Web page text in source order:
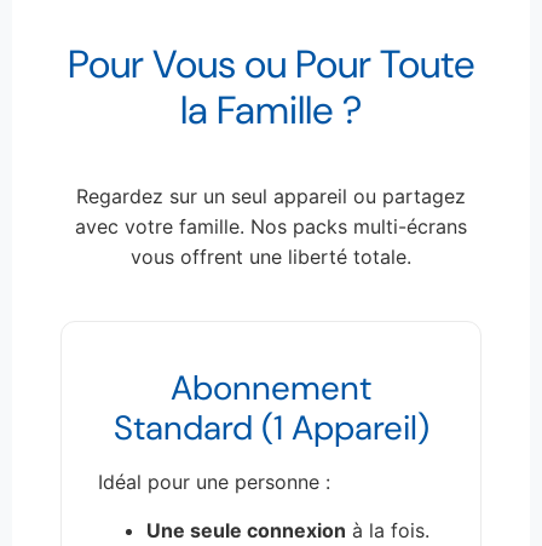
Pour Vous ou Pour Toute
la Famille ?
Regardez sur un seul appareil ou partagez
avec votre famille. Nos packs multi-écrans
vous offrent une liberté totale.
Abonnement
Standard (1 Appareil)
Idéal pour une personne :
Une seule connexion à la fois.